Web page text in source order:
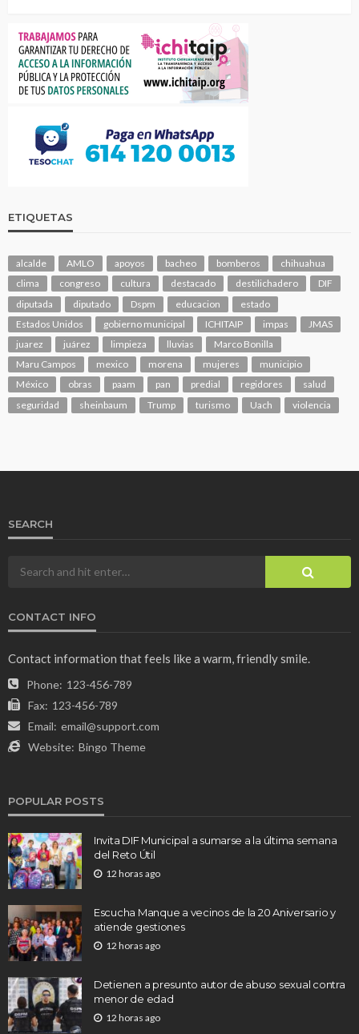
ETIQUETAS
alcalde AMLO apoyos bacheo bomberos
chihuahua
clima
congreso cultura destacado destilichadero
DIF
diputada
diputado Dspm educacion
estado
Estados Unidos
gobierno municipal ICHITAIP impas
JMAS
juarez
juárez limpieza lluvias
Marco Bonilla
Maru Campos
mexico morena mujeres
municipio
México
obras paam pan predial regidores
salud
seguridad
sheinbaum Trump turismo Uach violencia
SEARCH
CONTACT INFO
Contact information that feels like a warm, friendly smile.
Phone: 123-456-789
Fax: 123-456-789
Email: email@support.com
Website: Bingo Theme
POPULAR POSTS
Invita DIF Municipal a sumarse a la última semana
del Reto Útil
12 horas ago
Escucha Manque a vecinos de la 20 Aniversario y
atiende gestiones
12 horas ago
Detienen a presunto autor de abuso sexual contra
menor de edad
12 horas ago